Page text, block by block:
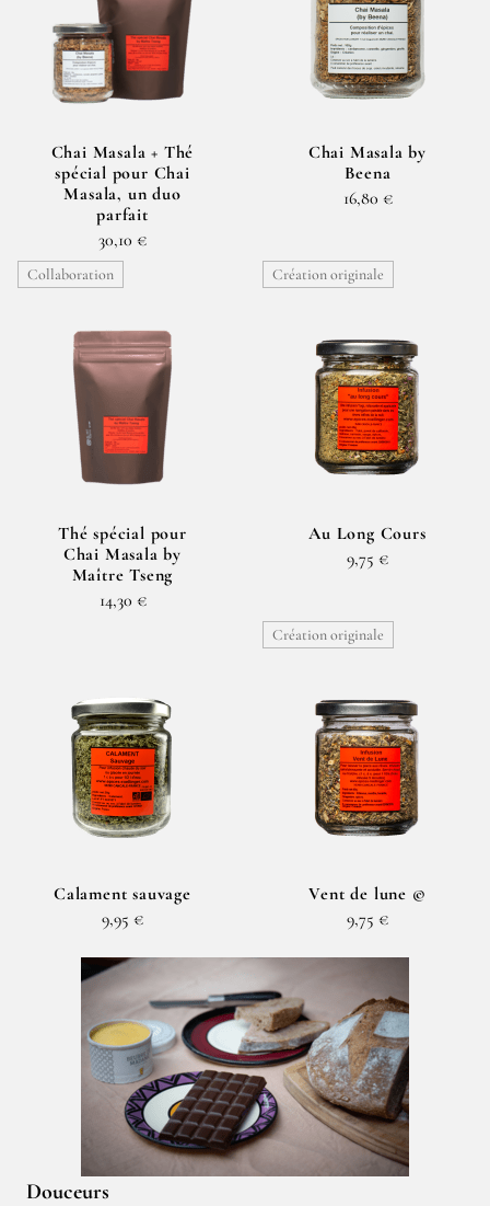
Chai Masala + Thé
spécial pour Chai
Masala, un duo
parfait
30,10 €
Chai Masala by
Beena
16,80 €
Collaboration
Thé spécial pour
Chai Masala by
Maître Tseng
14,30 €
Création originale
Au Long Cours
9,75 €
Calament sauvage
9,95 €
Création originale
Vent de lune ©
9,75 €
Douceurs